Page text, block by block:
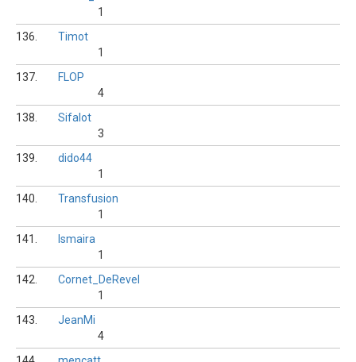
1
136.
Timot
1
137.
FLOP
4
138.
Sifalot
3
139.
dido44
1
140.
Transfusion
1
141.
lsmaira
1
142.
Cornet_DeRevel
1
143.
JeanMi
4